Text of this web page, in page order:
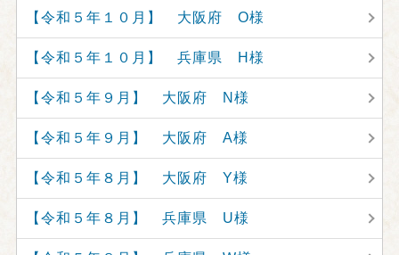
【令和５年１０月】 大阪府 O様
【令和５年１０月】 兵庫県 H様
【令和５年９月】 大阪府 N様
【令和５年９月】 大阪府 A様
【令和５年８月】 大阪府 Y様
【令和５年８月】 兵庫県 U様